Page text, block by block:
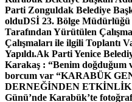
Parti Zonguldak Belediye
olduDSİ 23. Bölge
Tarafından Yürütülen
Çalışmaları ile ilgili Toplantı
Yapıldı.Ak Parti Yenice
Karakaş : “Benim doğduğum
borcum var “KARABÜK
DERNEĞİNDEN ETKİNLİK
Günü’nde Karabük’te fotoğraf